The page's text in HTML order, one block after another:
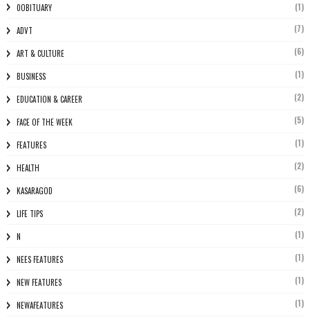
0OBITUARY (1)
ADVT (7)
ART & CULTURE (6)
BUSINESS (1)
EDUCATION & CAREER (2)
FACE OF THE WEEK (5)
FEATURES (1)
HEALTH (2)
KASARAGOD (6)
LIFE TIPS (2)
N (1)
NEES FEATURES (1)
NEW FEATURES (1)
NEWAFEATURES (1)